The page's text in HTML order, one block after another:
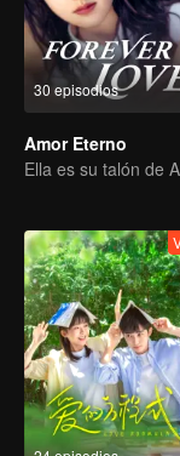
30 episodios
Amor Eterno